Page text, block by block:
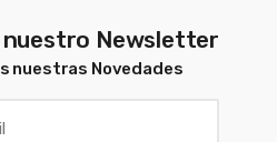
nuestro Newsletter
nuestras Novedades